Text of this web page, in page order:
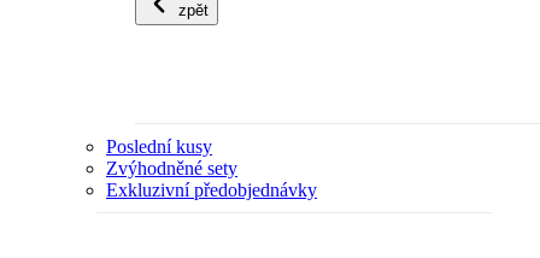
zpět
Poslední kusy
Zvýhodněné sety
Exkluzivní předobjednávky